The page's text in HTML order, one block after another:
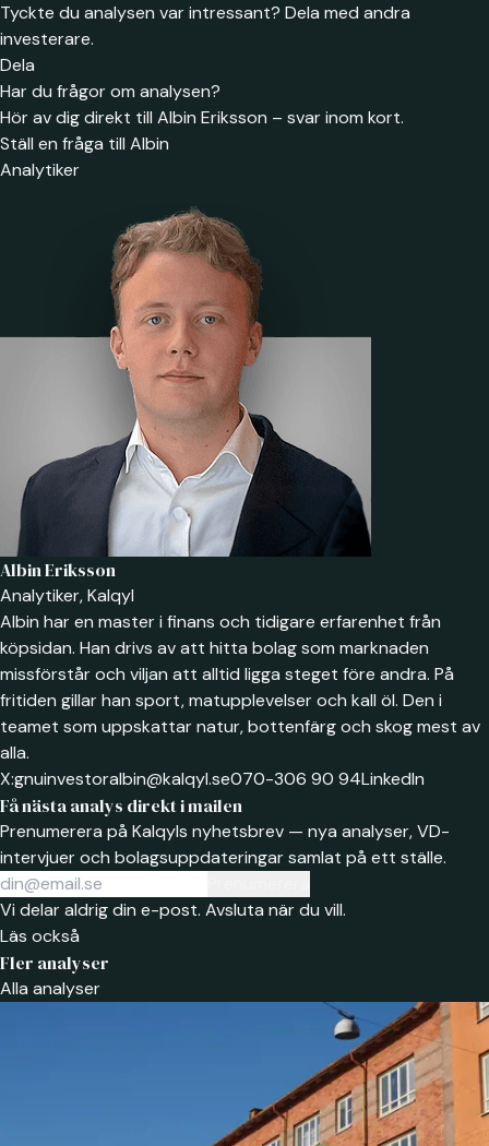
Tyckte du analysen var intressant? Dela med andra
investerare.
Dela
Har du frågor om analysen?
Hör av dig direkt till Albin Eriksson – svar inom kort.
Ställ en fråga till Albin
Analytiker
Albin Eriksson
Analytiker, Kalqyl
Albin har en master i finans och tidigare erfarenhet från
köpsidan. Han drivs av att hitta bolag som marknaden
missförstår och viljan att alltid ligga steget före andra. På
fritiden gillar han sport, matupplevelser och kall öl. Den i
teamet som uppskattar natur, bottenfärg och skog mest av
alla.
X:gnuinvestoralbin@kalqyl.se070-306 90 94LinkedIn
Få nästa analys direkt i mailen
Prenumerera på Kalqyls nyhetsbrev — nya analyser, VD-
intervjuer och bolagsuppdateringar samlat på ett ställe.
Vi delar aldrig din e-post. Avsluta när du vill.
Läs också
Fler analyser
Alla analyser